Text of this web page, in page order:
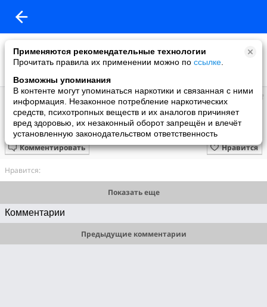
Применяются рекомендательные технологии
Прочитать правила их применении можно по ссылке
Возможны упоминания
В контенте могут упоминаться наркотики и связанная с ними
информация. Незаконное потребление наркотических
средств, психотропных веществ и их аналогов причиняет
вред здоровью, их незаконный оборот запрещён и влечёт
установленную законодательством ответственность
Супер топ
добавил видео
3 июня
Малыши и вода))
Нравится
Комментировать
Нравится:
Показать еще
Комментарии
Предыдущие комментарии